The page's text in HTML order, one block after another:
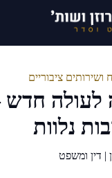
ושירותים ציבוריים
לעולה חדש
נלוות
| דין ומשפט